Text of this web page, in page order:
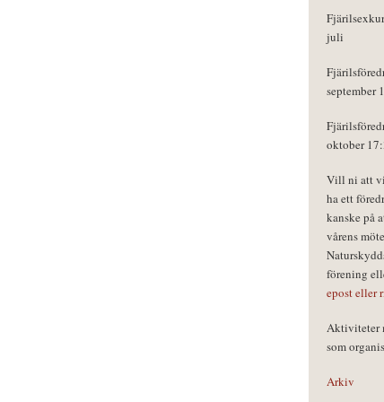
juli
september
oktober
Vill ni att
ha ett
kanske på
vårens
förening
epost eller
Aktiviteter
som
Arkiv